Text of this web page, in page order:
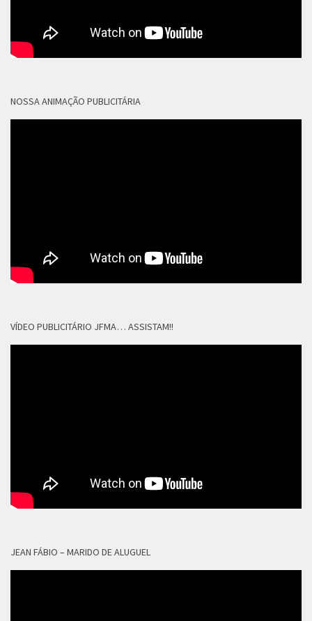
NOSSA ANIMAÇÃO PUBLICITÁRIA
VÍDEO PUBLICITÁRIO JFMA… ASSISTAM!!
JEAN FÁBIO – MARIDO DE ALUGUEL